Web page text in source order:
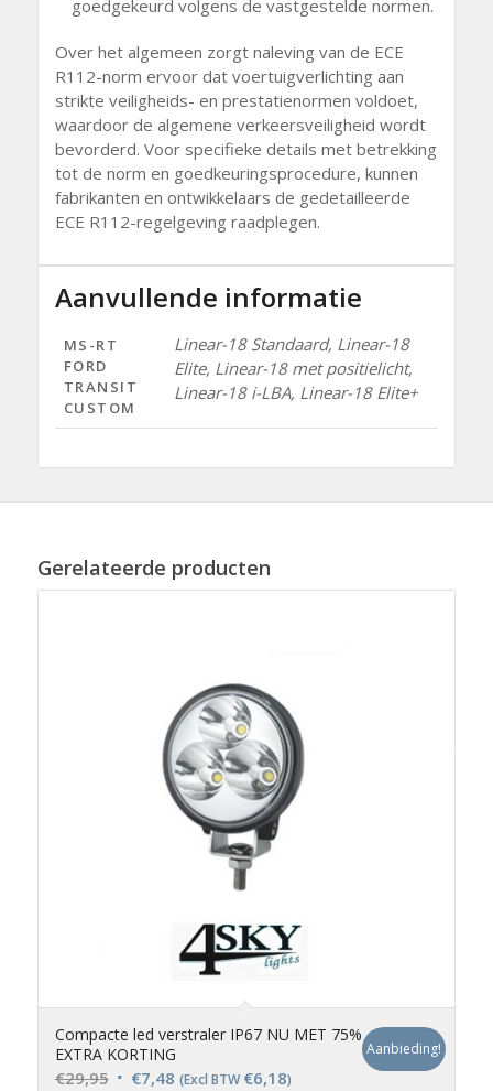
goedgekeurd volgens de vastgestelde normen.
Over het algemeen zorgt naleving van de ECE
R112-norm ervoor dat voertuigverlichting aan
strikte veiligheids- en prestatienormen voldoet,
waardoor de algemene verkeersveiligheid wordt
bevorderd. Voor specifieke details met betrekking
tot de norm en goedkeuringsprocedure, kunnen
fabrikanten en ontwikkelaars de gedetailleerde
ECE R112-regelgeving raadplegen.
Aanvullende informatie
MS-RT
FORD
TRANSIT
CUSTOM
Linear-18 Standaard, Linear-18
Elite, Linear-18 met positielicht,
Linear-18 i-LBA, Linear-18 Elite+
Gerelateerde producten
Compacte led verstraler IP67 NU MET 75%
EXTRA KORTING
€29,95 Oorspronkelijke
€7,48Huidige
(Excl BTW €6,18)
Aanbieding!